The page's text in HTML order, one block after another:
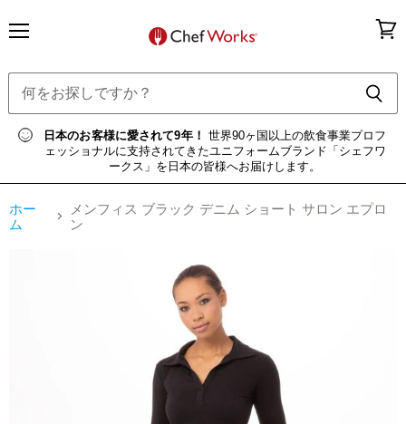
ュ
日本のお客様に愛されて9年！ 世界90ヶ国以上の飲食事業プロフ
ェッショナルに支持されてきたユニフォームブランド「シェフワ
ークス」を日本の皆様へお届けします。
ト
を
見
る
ホー
ム
メンフィス ブラック デニム ショート サロン エプロ
ン